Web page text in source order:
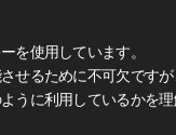
を使用しています。
せるために不可欠です
うに利用しているかを